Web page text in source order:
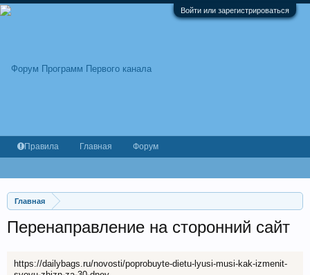
Войти или зарегистрироваться
Главная
Перенаправление на сторонний сайт
https://dailybags.ru/novosti/poprobuyte-dietu-lyusi-musi-kak-izmenit-
Правила Главная Форум